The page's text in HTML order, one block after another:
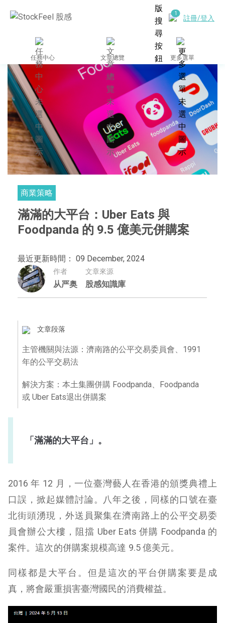
註冊/登入
任務中心 文章總覽 更多選單
商業策略
滿滿的大平台：Uber Eats 與
Foodpanda 的 9.5 億美元併購案
最近更新時間： 09 December, 2024
作者
从严奥
文章來源
股感知識庫
文章段落
主管機關與法源：濟南路的公平交易委員會、1991
年的公平交易法
解決方案：本土集團併購 Foodpanda、Foodpanda
或 Uber Eats退出併購案
「滿滿的大平台」。
2016 年 12 月，一位臺灣藝人在香港的頒獎典禮上
口誤，掀起媒體討論。八年之後，同樣的口號在臺
北街頭湧現，外送員聚集在濟南路上的公平交易委
員會辦公大樓，阻擋 Uber Eats 併購 Foodpanda 的
案件。這次的併購案規模高達 9.5 億美元。
同樣都是大平台。但是這次的平台併購案要是成
真，將會嚴重損害臺灣國民的消費權益。